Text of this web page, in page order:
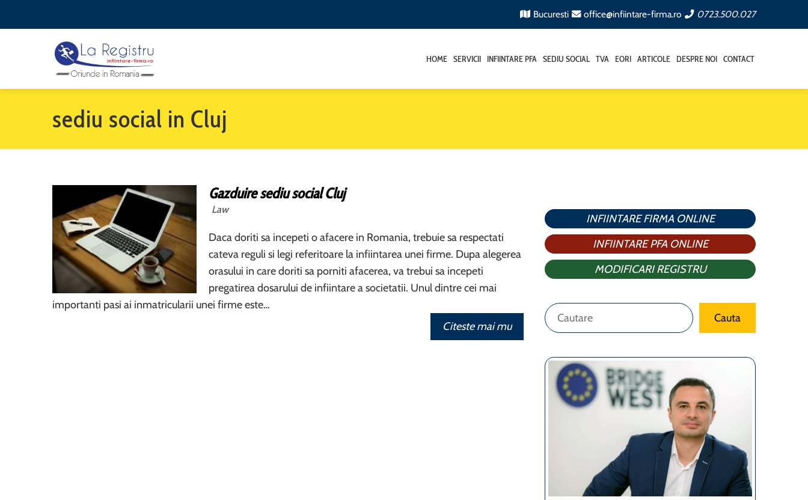
Bucuresti office@infiintare-firma.ro 0723.500.027
HOME SERVICII INFIINTARE PFA SEDIU SOCIAL TVA EORI ARTICOLE DESPRE NOI CONTACT
sediu social in Cluj
Gazduire sediu social Cluj
Law
Daca doriti sa incepeti o afacere in Romania, trebuie sa respectati
cateva reguli si legi referitoare la infiintarea unei firme. Dupa alegerea
orasului in care doriti sa porniti afacerea, va trebui sa incepeti
pregatirea dosarului de infiintare a societatii. Unul dintre cei mai
importanti pasi ai inmatricularii unei firme este…
Citeste mai mu
INFIINTARE FIRMA ONLINE
INFIINTARE PFA ONLINE
MODIFICARI REGISTRU
Caută Cauta